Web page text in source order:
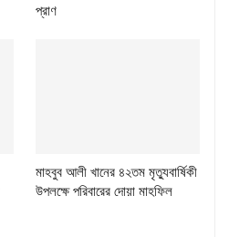
প্রাণ
মাহবুব আলী খানের ৪২তম মৃত্যুবার্ষিকী
উপলক্ষে পরিবারের দোয়া মাহফিল